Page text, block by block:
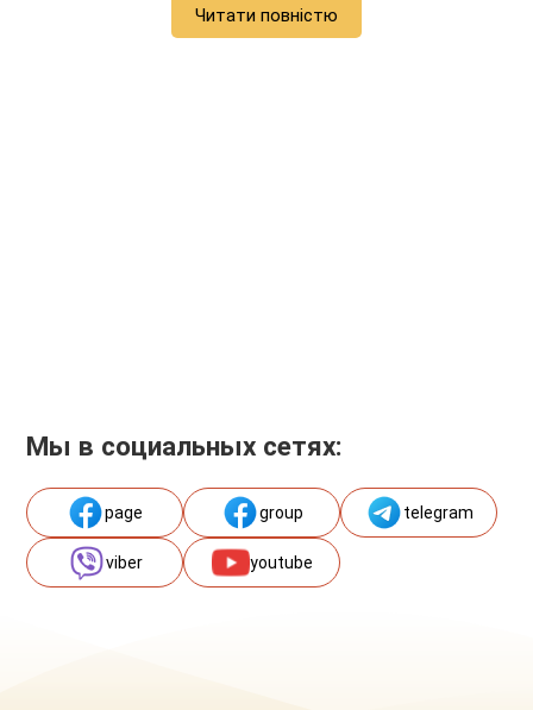
Читати повністю
Мы в социальных сетях:
page group telegram
viber youtube